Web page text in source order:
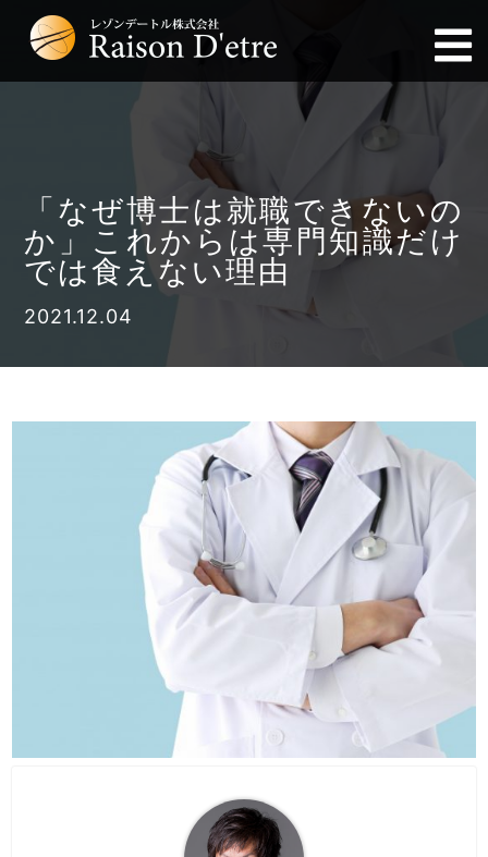
「なぜ博士は就職できないの
か」これからは専門知識だけ
では食えない理由
2021.12.04